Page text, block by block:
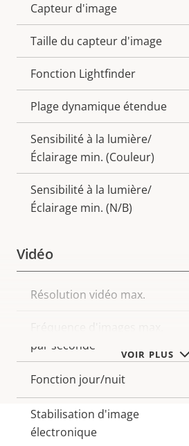
VOIR PLUS
Description
de la
propriété
la
propriété
Capteur d'image
Taille du capteur d'image
Fonction Lightfinder
Plage dynamique étendue
Sensibilité à la lumière/
Éclairage min. (Couleur)
Sensibilité à la lumière/
Éclairage min. (N/B)
Vidéo
Description
Valeur de
Résolution vidéo max.
par seconde
Fonction jour/nuit
Stabilisation d'image
électronique